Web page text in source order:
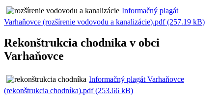
Informačný plagát
Varhaňovce (rozšírenie vodovodu a kanalizácie).pdf (257.19 kB)
Rekonštrukcia chodníka v obci
Varhaňovce
Informačný plagát Varhaňovce
(rekonštrukcia chodníka).pdf (253.66 kB)